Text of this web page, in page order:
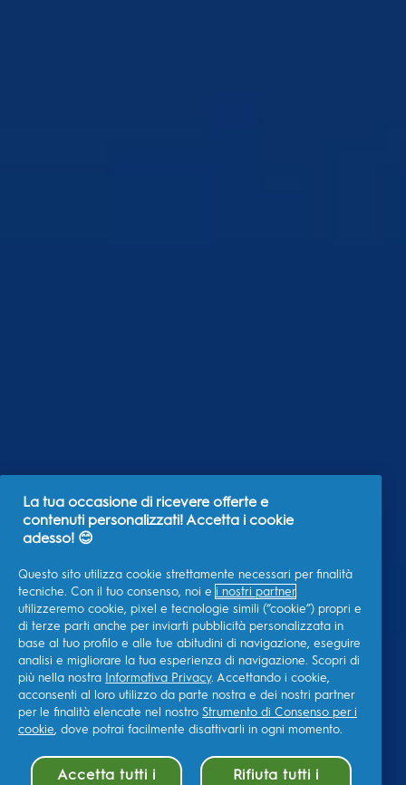
La tua occasione di ricevere offerte e
contenuti personalizzati! Accetta i cookie
adesso! 😊
Questo sito utilizza cookie strettamente necessari per finalità
tecniche. Con il tuo consenso, noi e i nostri partner
utilizzeremo cookie, pixel e tecnologie simili (“cookie”) propri e
di terze parti anche per inviarti pubblicità personalizzata in
base al tuo profilo e alle tue abitudini di navigazione, eseguire
analisi e migliorare la tua esperienza di navigazione. Scopri di
più nella nostra Informativa Privacy. Accettando i cookie,
acconsenti al loro utilizzo da parte nostra e dei nostri partner
per le finalità elencate nel nostro Strumento di Consenso per i
cookie, dove potrai facilmente disattivarli in ogni momento.
Accetta tutti i Rifiuta tutti i